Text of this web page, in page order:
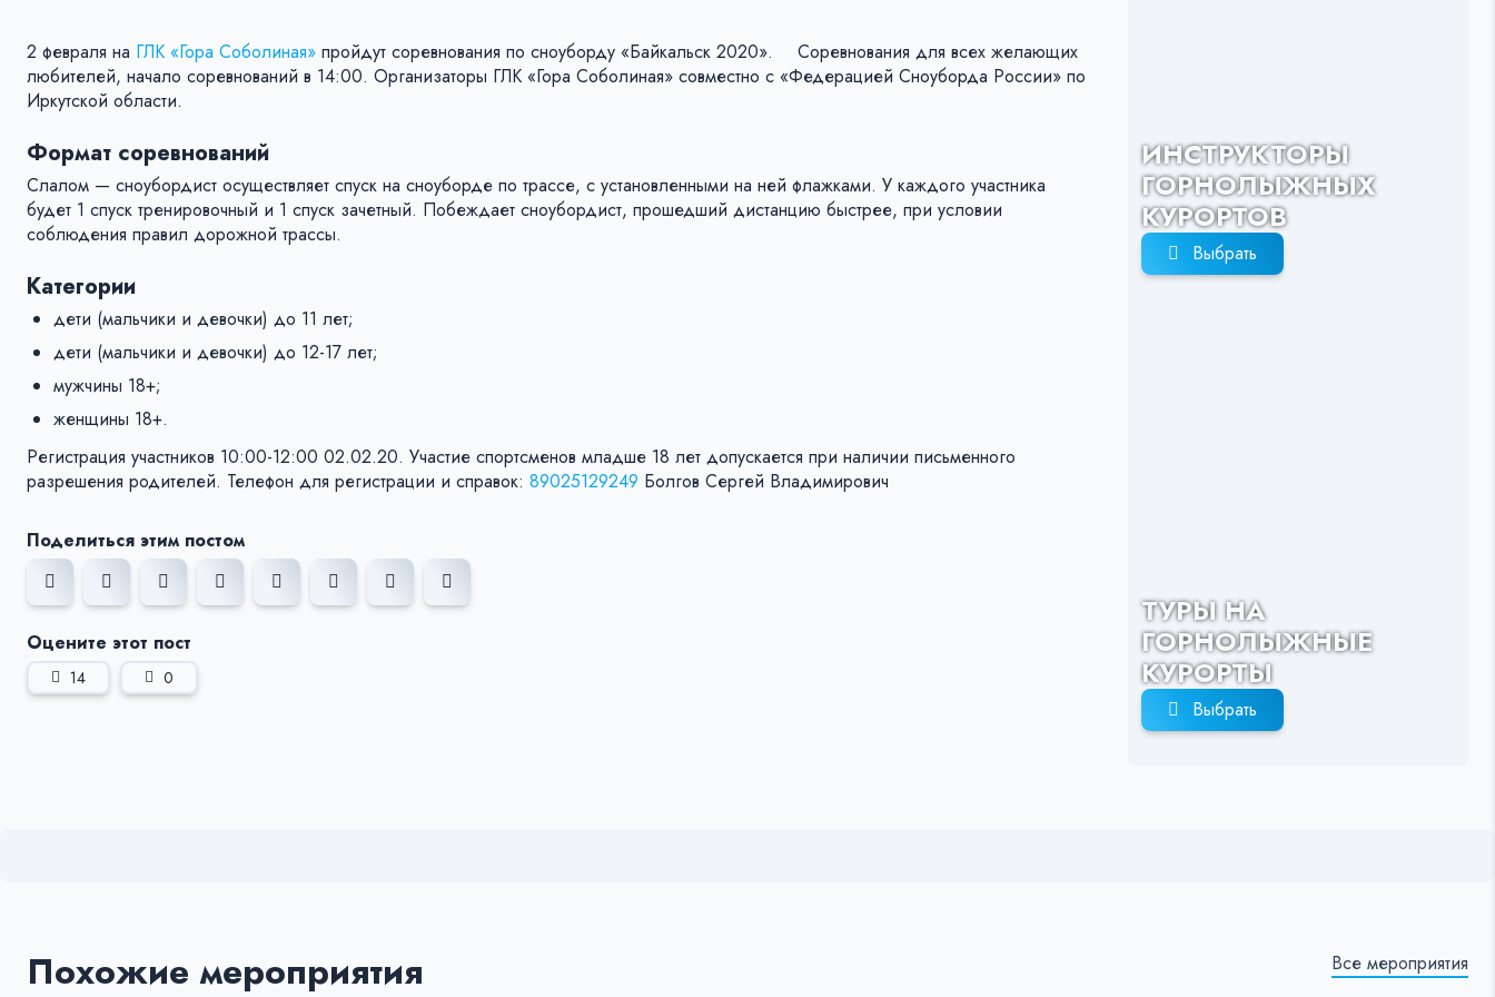
2 февраля на ГЛК «Гора Соболиная» пройдут соревнования по сноуборду «Байкальск 2020». ⠀ Соревнования для всех желающих
любителей, начало соревнований в 14:00. Организаторы ГЛК «Гора Соболиная» совместно с «Федерацией Сноуборда России» по
Иркутской области.
Формат соревнований
Слалом — сноубордист осуществляет спуск на сноуборде по трассе, с установленными на ней флажками. У каждого участника
будет 1 спуск тренировочный и 1 спуск зачетный. Побеждает сноубордист, прошедший дистанцию быстрее, при условии
соблюдения правил дорожной трассы.
Категории
дети (мальчики и девочки) до 11 лет;
дети (мальчики и девочки) до 12-17 лет;
мужчины 18+;
женщины 18+.
Регистрация участников 10:00-12:00 02.02.20. Участие спортсменов младше 18 лет допускается при наличии письменного
разрешения родителей. Телефон для регистрации и справок: 89025129249 Болгов Сергей Владимирович
Поделиться этим постом
Оцените этот пост
14 0
ИНСТРУКТОРЫ
ГОРНОЛЫЖНЫХ
КУРОРТОВ
Выбрать
ТУРЫ НА
ГОРНОЛЫЖНЫЕ
КУРОРТЫ
Выбрать
Похожие мероприятия Все мероприятия